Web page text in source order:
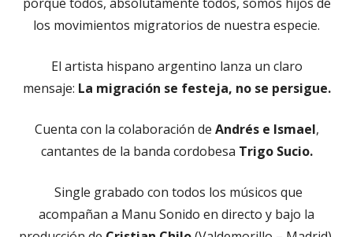
los movimientos migratorios de nuestra especie.
El artista hispano argentino lanza un claro
mensaje: La migración se festeja, no se persigue.
Cuenta con la colaboración de Andrés e Ismael,
cantantes de la banda cordobesa Trigo Sucio.
Single grabado con todos los músicos que
acompañan a Manu Sonido en directo y bajo la